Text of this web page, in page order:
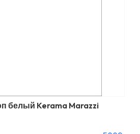
белый Kerama Marazzi